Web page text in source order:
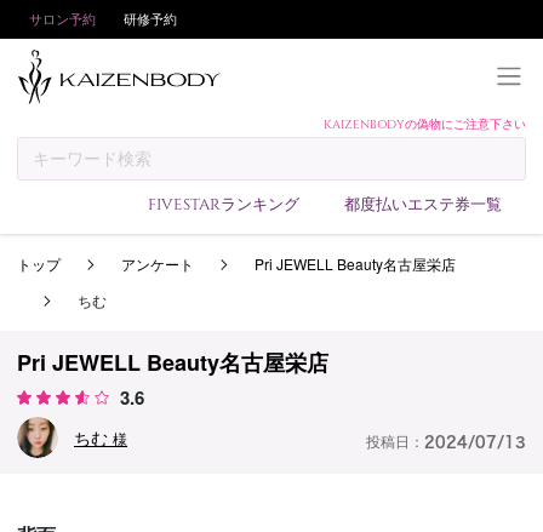
サロン予約 研修予約
KAIZENBODYの偽物にご注意下さい
FIVESTARランキング 都度払いエステ券一覧
予約方法
サロンランキング
アンケート
トップ アンケート
Pri JEWELL Beauty名古屋栄店
ちむ
Pri JEWELL Beauty名古屋栄店
3.6
ちむ 様 投稿日： 2024/07/13